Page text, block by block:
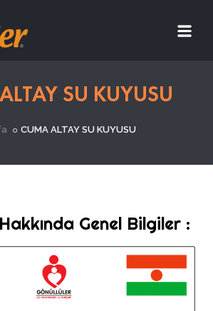
SU KUYUSU
CUMA ALTAY SU KUYUSU
Genel Bilgiler :